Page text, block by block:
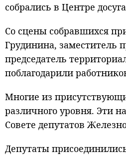
собрались в Центре
Со сцены собравшихся
Грудинина, заместитель
председатель
поблагодарили
Многие из
различного уровня. Эти
Совете депутатов
Депутаты